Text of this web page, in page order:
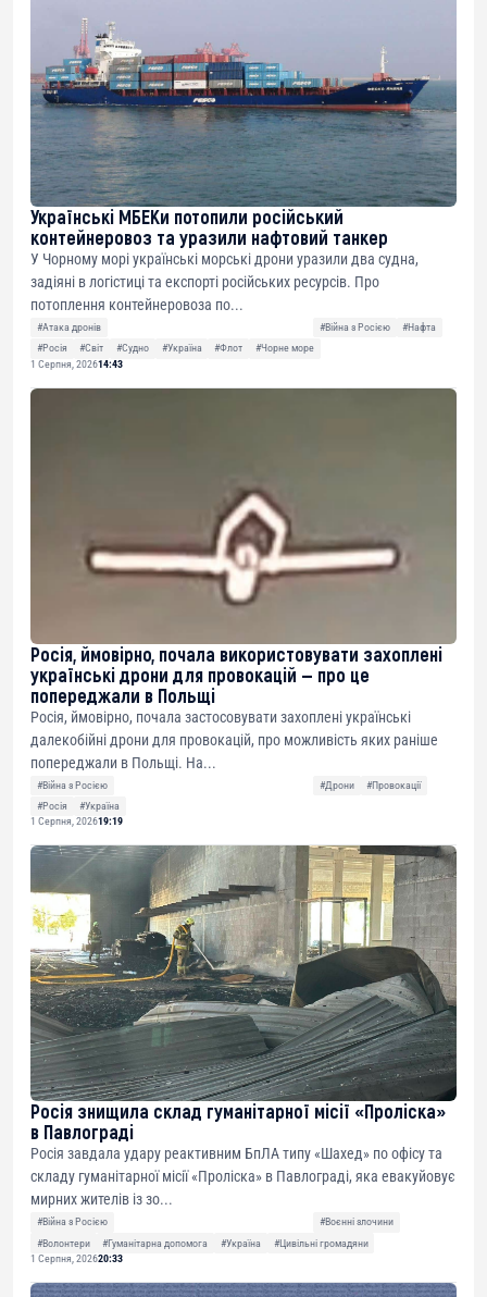
Українські МБЕКи потопили російський
контейнеровоз та уразили нафтовий танкер
У Чорному морі українські морські дрони уразили два судна,
задіяні в логістиці та експорті російських ресурсів. Про
потоплення контейнеровоза по...
#Атака дронів #Війна з Росією
#Нафта
#Росія
#Світ #Судно #Україна #Флот
#Чорне море
1 Серпня, 202614:43
Росія, ймовірно, почала використовувати захоплені
українські дрони для провокацій — про це
попереджали в Польщі
Росія, ймовірно, почала застосовувати захоплені українські
далекобійні дрони для провокацій, про можливість яких раніше
попереджали в Польщі. На...
#Війна з Росією #Дрони
#Провокації
#Росія
#Україна
1 Серпня, 202619:19
Росія знищила склад гуманітарної місії «Проліска»
в Павлограді
Росія завдала удару реактивним БпЛА типу «Шахед» по офісу та
складу гуманітарної місії «Проліска» в Павлограді, яка евакуйовує
мирних жителів із зо...
#Війна з Росією
#Воєнні злочини
#Волонтери
#Гуманітарна допомога #Україна
#Цивільні громадяни
1 Серпня, 202620:33